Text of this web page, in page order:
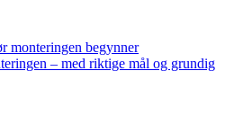
monteringen begynner
– med riktige mål og grundig